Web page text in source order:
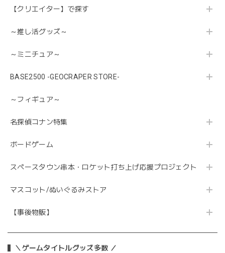
【クリエイター】で探す
～推し活グッズ～
～ミニチュア～
BASE2500 -GEOCRAPER STORE-
～フィギュア～
名探偵コナン特集
ボードゲーム
スペースタウン串本・ロケット打ち上げ応援プロジェクト
マスコット/ぬいぐるみストア
【事後物販】
＼ゲームタイトルグッズ多数 ／